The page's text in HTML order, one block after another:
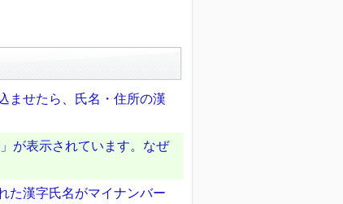
ませたら、氏名・住所の漢
が表示されています。なぜ
た漢字氏名がマイナンバー